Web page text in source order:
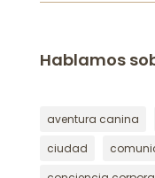
Hablamos
aventura canina
ciudad